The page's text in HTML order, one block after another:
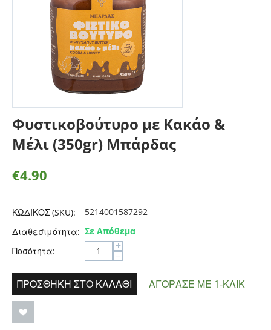
Φυστικοβούτυρο με Κακάο &
Μέλι (350gr) Μπάρδας
€4.90
ΚΩΔΙΚΟΣ (SKU):
5214001587292
Διαθεσιμότητα: Σε Απόθεμα
Ποσότητα:
+
−
ΠΡΟΣΘΉΚΗ ΣΤΟ ΚΑΛΆΘΙ ΑΓΌΡΑΣΕ ΜΕ 1-ΚΛΙΚ